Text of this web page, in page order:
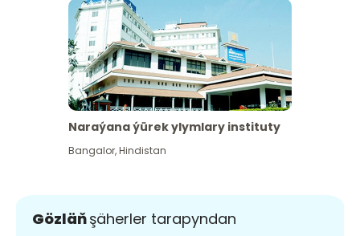
Naraýana ýürek ylymlary instituty
Bangalor,Hindistan
Gözläňşäherler tarapyndan